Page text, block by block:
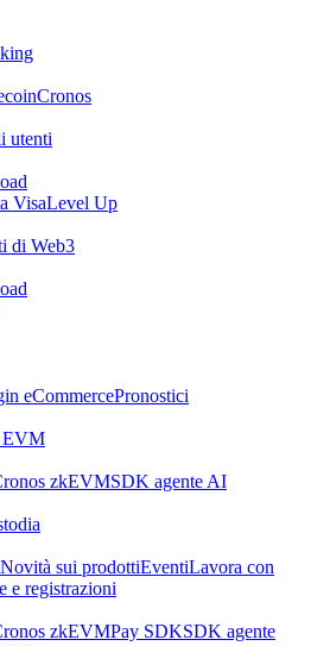
Cronos
utenti
VisaLevel Up
di Web3
eCommercePronostici
EVM
zkEVMSDK agente AI
Novità sui prodottiEventiLavora con
e registrazioni
zkEVMPay SDKSDK agente